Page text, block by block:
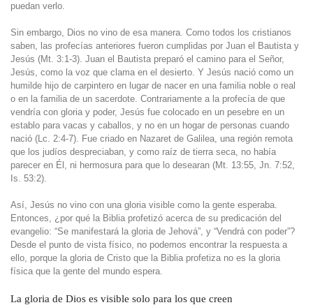
puedan verlo.
Sin embargo, Dios no vino de esa manera. Como todos los cristianos
saben, las profecías anteriores fueron cumplidas por Juan el Bautista y
Jesús (Mt. 3:1-3). Juan el Bautista preparó el camino para el Señor,
Jesús, como la voz que clama en el desierto. Y Jesús nació como un
humilde hijo de carpintero en lugar de nacer en una familia noble o real
o en la familia de un sacerdote. Contrariamente a la profecía de que
vendría con gloria y poder, Jesús fue colocado en un pesebre en un
establo para vacas y caballos, y no en un hogar de personas cuando
nació (Lc. 2:4-7). Fue criado en Nazaret de Galilea, una región remota
que los judíos despreciaban, y como raíz de tierra seca, no había
parecer en Él, ni hermosura para que lo desearan (Mt. 13:55, Jn. 7:52,
Is. 53:2).
Así, Jesús no vino con una gloria visible como la gente esperaba.
Entonces, ¿por qué la Biblia profetizó acerca de su predicación del
evangelio: “Se manifestará la gloria de Jehová”, y “Vendrá con poder”?
Desde el punto de vista físico, no podemos encontrar la respuesta a
ello, porque la gloria de Cristo que la Biblia profetiza no es la gloria
física que la gente del mundo espera.
La gloria de Dios es visible solo para los que creen